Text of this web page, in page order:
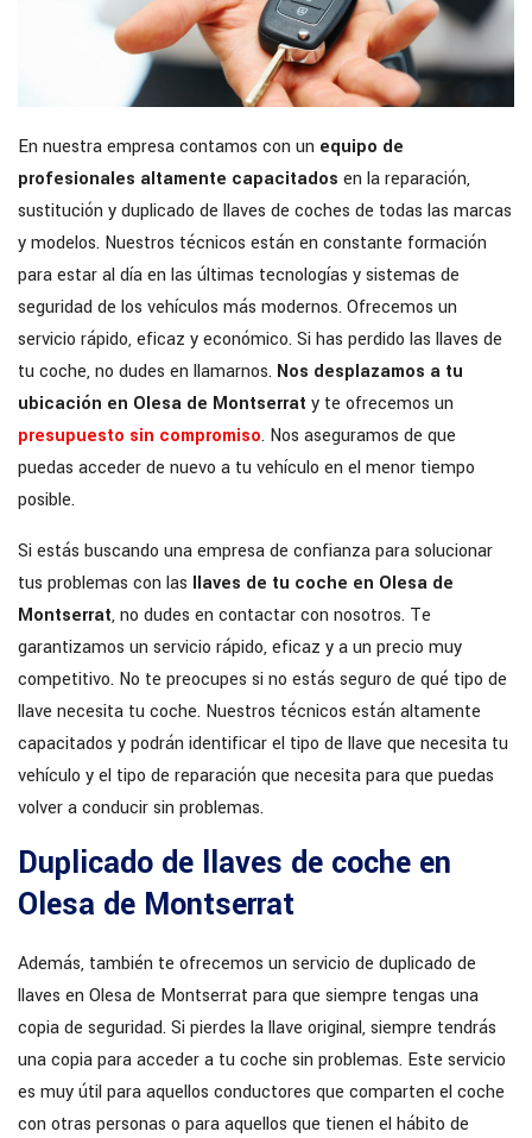
En nuestra empresa contamos con un equipo de
profesionales altamente capacitados en la reparación,
sustitución y duplicado de llaves de coches de todas las marcas
y modelos. Nuestros técnicos están en constante formación
para estar al día en las últimas tecnologías y sistemas de
seguridad de los vehículos más modernos. Ofrecemos un
servicio rápido, eficaz y económico. Si has perdido las llaves de
tu coche, no dudes en llamarnos. Nos desplazamos a tu
ubicación en Olesa de Montserrat y te ofrecemos un
presupuesto sin compromiso. Nos aseguramos de que
puedas acceder de nuevo a tu vehículo en el menor tiempo
posible.
Si estás buscando una empresa de confianza para solucionar
tus problemas con las llaves de tu coche en Olesa de
Montserrat, no dudes en contactar con nosotros. Te
garantizamos un servicio rápido, eficaz y a un precio muy
competitivo. No te preocupes si no estás seguro de qué tipo de
llave necesita tu coche. Nuestros técnicos están altamente
capacitados y podrán identificar el tipo de llave que necesita tu
vehículo y el tipo de reparación que necesita para que puedas
volver a conducir sin problemas.
Duplicado de llaves de coche en
Olesa de Montserrat
Además, también te ofrecemos un servicio de duplicado de
llaves en Olesa de Montserrat para que siempre tengas una
copia de seguridad. Si pierdes la llave original, siempre tendrás
una copia para acceder a tu coche sin problemas. Este servicio
es muy útil para aquellos conductores que comparten el coche
con otras personas o para aquellos que tienen el hábito de